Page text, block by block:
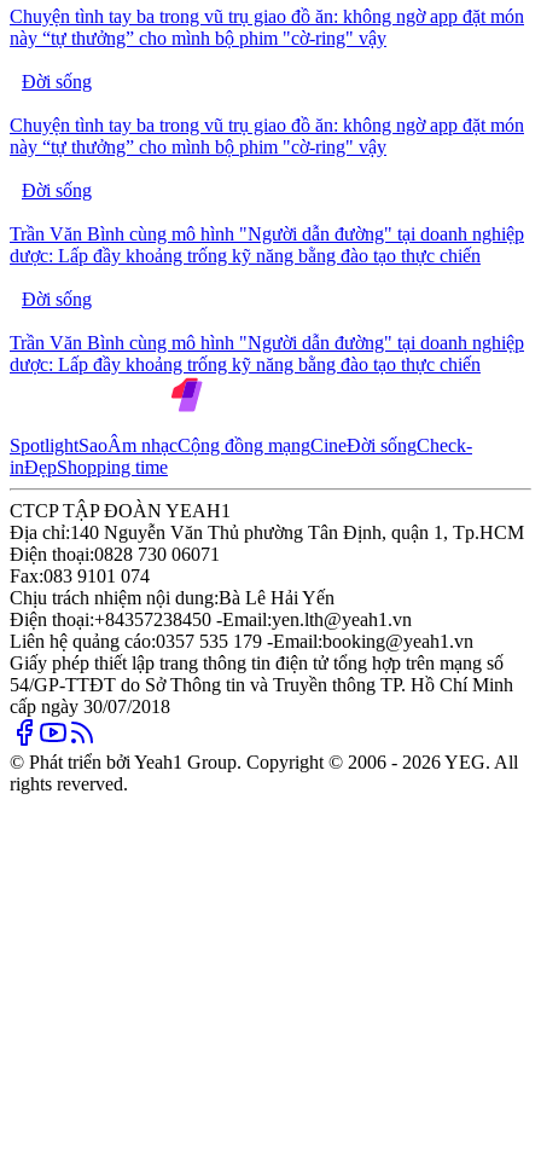
Chuyện tình tay ba trong vũ trụ giao đồ ăn: không ngờ app đặt món
này “tự thưởng” cho mình bộ phim "cờ-ring" vậy
Đời sống
Chuyện tình tay ba trong vũ trụ giao đồ ăn: không ngờ app đặt món
này “tự thưởng” cho mình bộ phim "cờ-ring" vậy
Đời sống
Trần Văn Bình cùng mô hình "Người dẫn đường" tại doanh nghiệp
dược: Lấp đầy khoảng trống kỹ năng bằng đào tạo thực chiến
Đời sống
Trần Văn Bình cùng mô hình "Người dẫn đường" tại doanh nghiệp
dược: Lấp đầy khoảng trống kỹ năng bằng đào tạo thực chiến
SpotlightSaoÂm nhạcCộng đồng mạngCineĐời sốngCheck-
inĐẹpShopping time
CTCP TẬP ĐOÀN YEAH1
Địa chỉ:140 Nguyễn Văn Thủ phường Tân Định, quận 1, Tp.HCM
Điện thoại:0828 730 06071
Fax:083 9101 074
Chịu trách nhiệm nội dung:Bà Lê Hải Yến
Điện thoại:+84357238450 -Email:yen.lth@yeah1.vn
Liên hệ quảng cáo:0357 535 179 -Email:booking@yeah1.vn
Giấy phép thiết lập trang thông tin điện tử tổng hợp trên mạng số
54/GP-TTĐT do Sở Thông tin và Truyền thông TP. Hồ Chí Minh
cấp ngày 30/07/2018
© Phát triển bởi Yeah1 Group. Copyright © 2006 - 2026 YEG. All
rights reverved.